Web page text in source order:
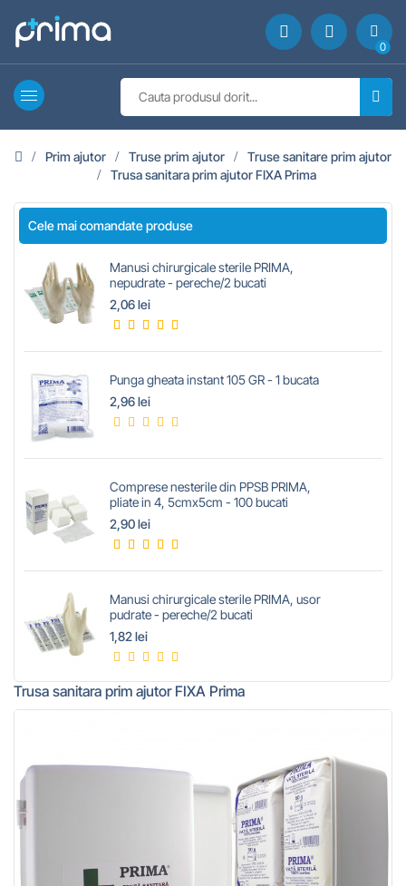
0
Prim ajutor Truse prim ajutor
Truse sanitare prim ajutor
Trusa sanitara prim ajutor FIXA Prima
Cele mai comandate produse
Manusi chirurgicale sterile PRIMA,
nepudrate - pereche/2 bucati
2,06 lei
Punga gheata instant 105 GR - 1 bucata
2,96 lei
Comprese nesterile din PPSB PRIMA,
pliate in 4, 5cmx5cm - 100 bucati
2,90 lei
Manusi chirurgicale sterile PRIMA, usor
pudrate - pereche/2 bucati
1,82 lei
Trusa sanitara prim ajutor FIXA Prima